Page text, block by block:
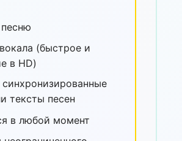
(быстрое и
в HD)
синхронизированные
тексты песен
в любой момент